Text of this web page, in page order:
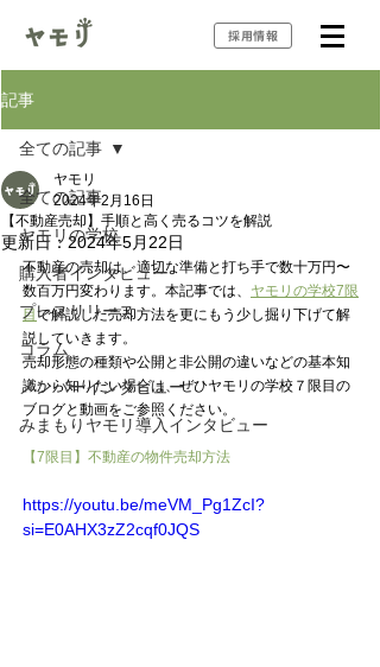
採用情報
記事
全ての記事
ヤモリの学校
購入者インタビュー
プレスリリース
コラム
メンバーインタビュー
みまもりヤモリ導入インタビュー
全ての記事
【不動産売却】手順と高く売るコツを解説
ヤモリ
2024年2月16日
更新日：2024年5月22日
不動産の売却は、適切な準備と打ち手で数十万円〜
数百万円変わります。本記事では、 ヤモリの学校7限
目 で解説した売却方法を更にもう少し掘り下げて解
説していきます。
売却形態の種類や公開と非公開の違いなどの基本知
識から知りたい場合は、ぜひヤモリの学校７限目の
ブログと動画をご参照ください。
【7限目】不動産の物件売却方法
https://youtu.be/meVM_Pg1ZcI?
si=E0AHX3zZ2cqf0JQS